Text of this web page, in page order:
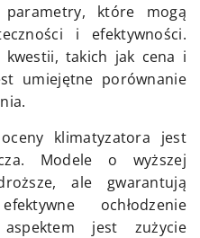
które mogą
i efektywności.
kwestii, takich jak cena i
umiejętne porównanie
klimatyzatora jest
Modele o wyższej
ale gwarantują
ochłodzenie
aspektem jest zużycie